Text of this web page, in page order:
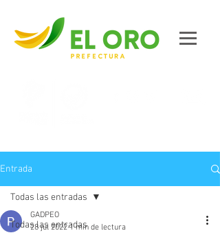
Entrada
Todas las entradas
Todas las entradas
GADPEO
28 jul 2022 1 min de lectura